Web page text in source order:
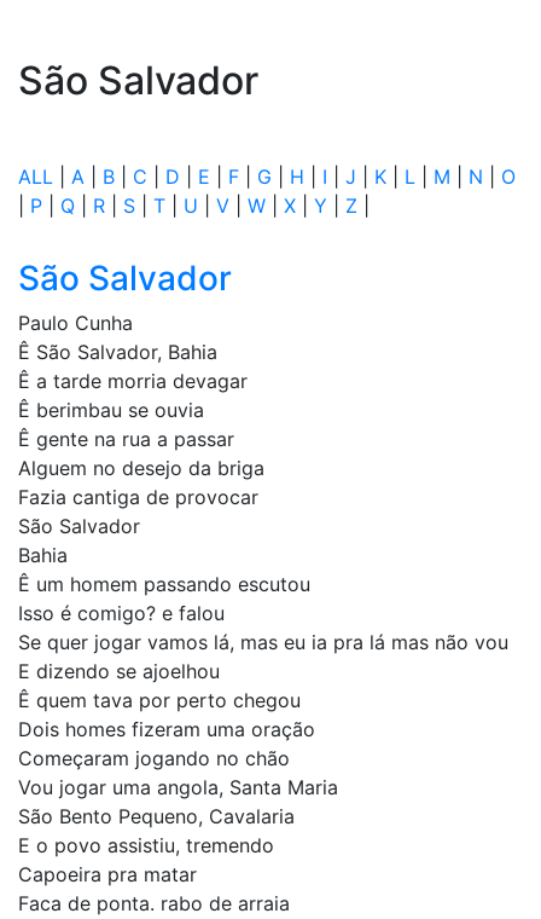
São Salvador
ALL A B C D E F G H I J K L M N
O
P Q R S T U V W X Y Z
São Salvador
Paulo Cunha
Ê São Salvador, Bahia
Ê a tarde morria devagar
Ê berimbau se ouvia
Ê gente na rua a passar
Alguem no desejo da briga
Fazia cantiga de provocar
São Salvador
Bahia
Ê um homem passando escutou
Isso é comigo? e falou
Se quer jogar vamos lá, mas eu ia pra lá mas não vou
E dizendo se ajoelhou
Ê quem tava por perto chegou
Dois homes fizeram uma oração
Começaram jogando no chão
Vou jogar uma angola, Santa Maria
São Bento Pequeno, Cavalaria
E o povo assistiu, tremendo
Capoeira pra matar
Faca de ponta. rabo de arraia